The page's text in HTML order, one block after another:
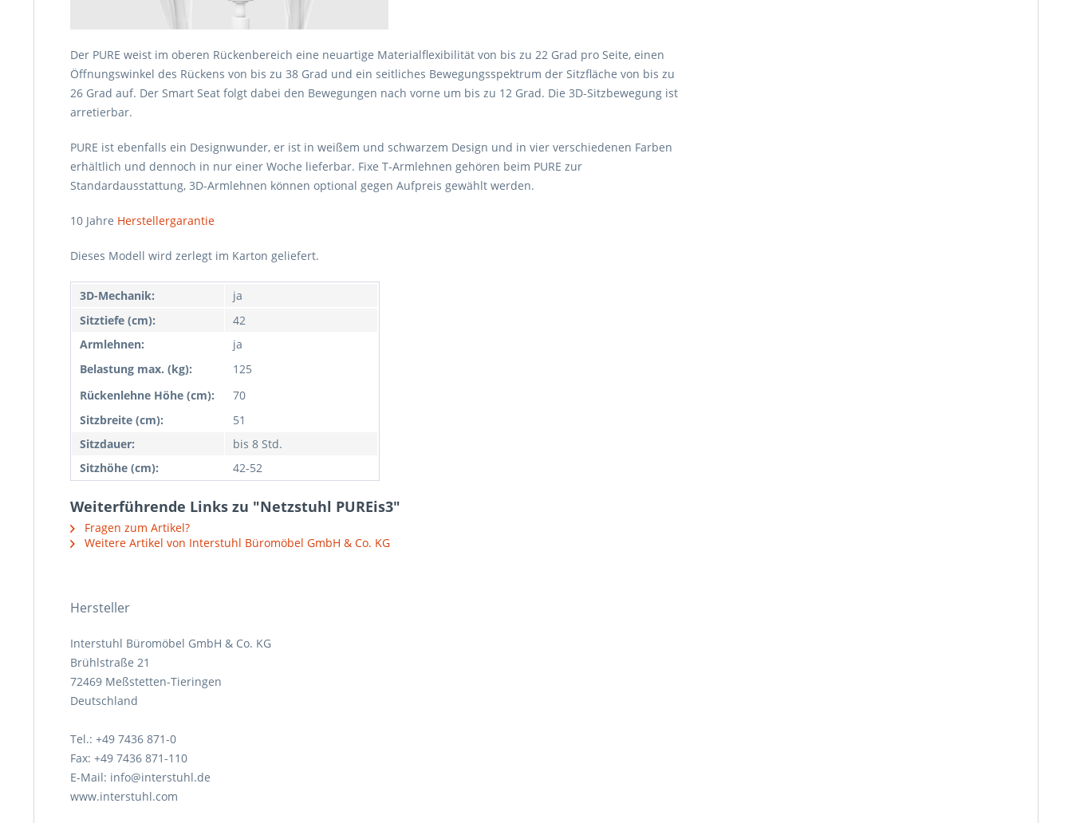
Der PURE weist im oberen Rückenbereich eine neuartige Materialflexibilität von bis zu 22 Grad pro Seite, einen
Öffnungswinkel des Rückens von bis zu 38 Grad und ein seitliches Bewegungsspektrum der Sitzfläche von bis zu
26 Grad auf. Der Smart Seat folgt dabei den Bewegungen nach vorne um bis zu 12 Grad. Die 3D-Sitzbewegung ist
arretierbar.
PURE ist ebenfalls ein Designwunder, er ist in weißem und schwarzem Design und in vier verschiedenen Farben
erhältlich und dennoch in nur einer Woche lieferbar. Fixe T-Armlehnen gehören beim PURE zur
Standardausstattung, 3D-Armlehnen können optional gegen Aufpreis gewählt werden.
10 Jahre Herstellergarantie
Dieses Modell wird zerlegt im Karton geliefert.
3D-Mechanik:
ja
Sitztiefe (cm):
42
Armlehnen:
ja
Belastung max. (kg):
125
Rückenlehne Höhe (cm):
70
Sitzbreite (cm):
51
Sitzdauer:
bis 8 Std.
Sitzhöhe (cm):
42-52
Weiterführende Links zu "Netzstuhl PUREis3"
Fragen zum Artikel?
Weitere Artikel von Interstuhl Büromöbel GmbH & Co. KG
Hersteller
Interstuhl Büromöbel GmbH & Co. KG
Brühlstraße 21
72469 Meßstetten-Tieringen
Deutschland
Tel.: +49 7436 871-0
Fax: +49 7436 871-110
E-Mail: info@interstuhl.de
www.interstuhl.com